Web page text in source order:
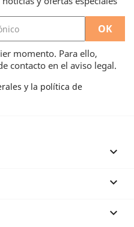
momento. Para ello,
contacto en el aviso legal.
y la política de


